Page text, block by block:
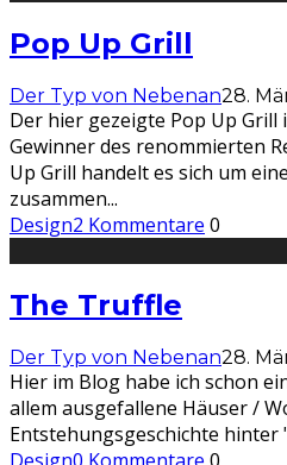
Pop Up Grill
Der Typ von Nebenan28.
Der hier gezeigte Pop Up
Gewinner des renommierten
Up Grill handelt es sich um
zusammen...
Design2 Kommentare 0
The Truffle
Der Typ von Nebenan28.
Hier im Blog habe ich schon
allem ausgefallene Häuser /
Entstehungsgeschichte